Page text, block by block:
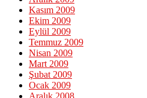
Kasım 2009
Ekim 2009
Eylül 2009
Temmuz 2009
Nisan 2009
Mart 2009
Şubat 2009
Ocak 2009